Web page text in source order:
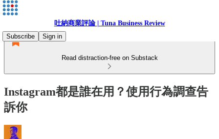
吐納商業評論 | Tuna Business Review
Subscribe
Sign in
Read distraction-free on Substack
Instagram都是誰在用？使用行為調查告
訴你